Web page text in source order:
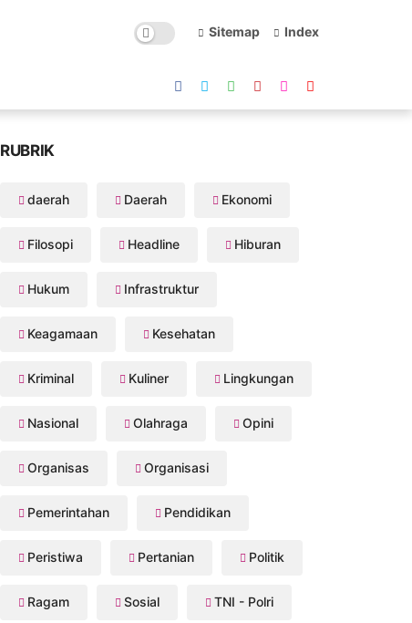
Sitemap Index
RUBRIK
daerah Daerah Ekonomi
Filosopi Headline Hiburan
Hukum Infrastruktur
Keagamaan Kesehatan
Kriminal Kuliner Lingkungan
Nasional Olahraga Opini
Organisas Organisasi
Pemerintahan Pendidikan
Peristiwa Pertanian Politik
Ragam Sosial TNI - Polri